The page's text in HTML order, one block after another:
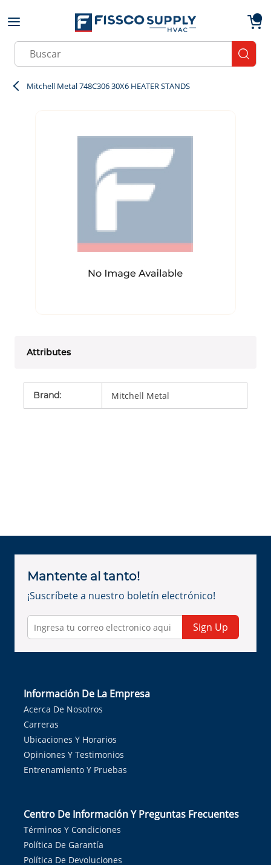
Skip to main content
Site Search
Mitchell Metal 748C306 30X6 HEATER STANDS
Attributes
Brand: Mitchell Metal
Mantente al tanto!
¡Suscríbete a nuestro boletín electrónico!
Sign Up
Información De La Empresa
Acerca De Nosotros
Carreras
Ubicaciones Y Horarios
Opiniones Y Testimonios
Entrenamiento Y Pruebas
Centro De Información Y Preguntas Frecuentes
Términos Y Condiciones
Política De Garantía
Política De Devoluciones